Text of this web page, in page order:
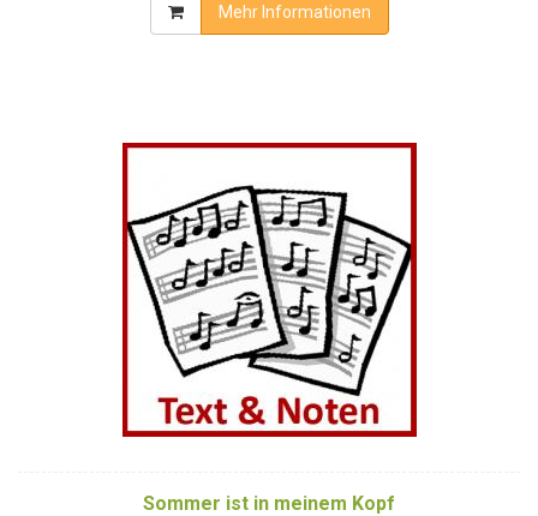
Mehr Informationen
Sommer ist in meinem Kopf